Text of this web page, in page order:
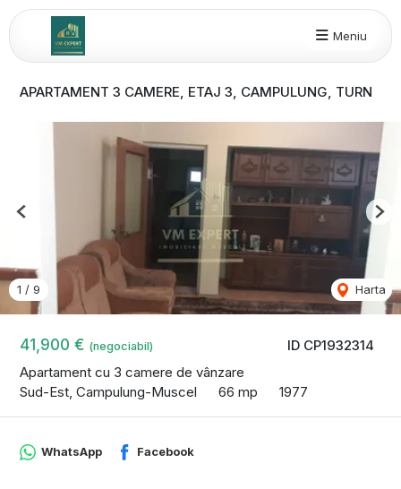
Meniu
APARTAMENT 3 CAMERE, ETAJ 3, CAMPULUNG, TURN
ID CP1932314
41,900 € (negociabil)
Apartament cu 3 camere de vânzare
Sud-Est, Campulung-Muscel
66 mp 1977
1 / 9 Harta
Previous
WhatsApp Facebook